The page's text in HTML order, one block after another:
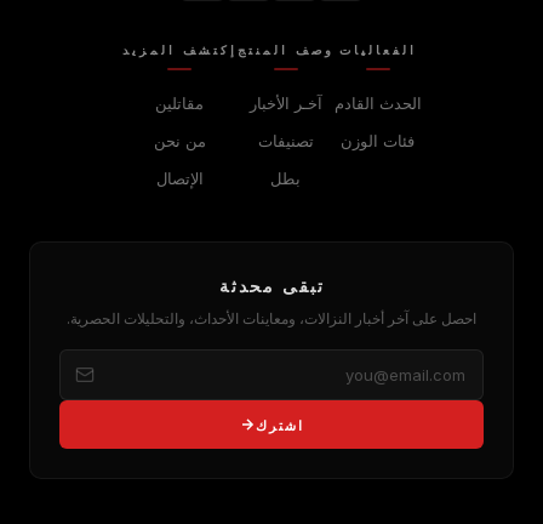
الفعاليات
الحدث القادم
فئات الوزن
وصف المنتج
آخـر الأخبار
تصنيفات
بطل
إكتشف المزيد
مقاتلين
من نحن
الإتصال
تبقى محدثة
احصل على آخر أخبار النزالات، ومعاينات الأحداث، والتحليلات الحصرية.
اشترك